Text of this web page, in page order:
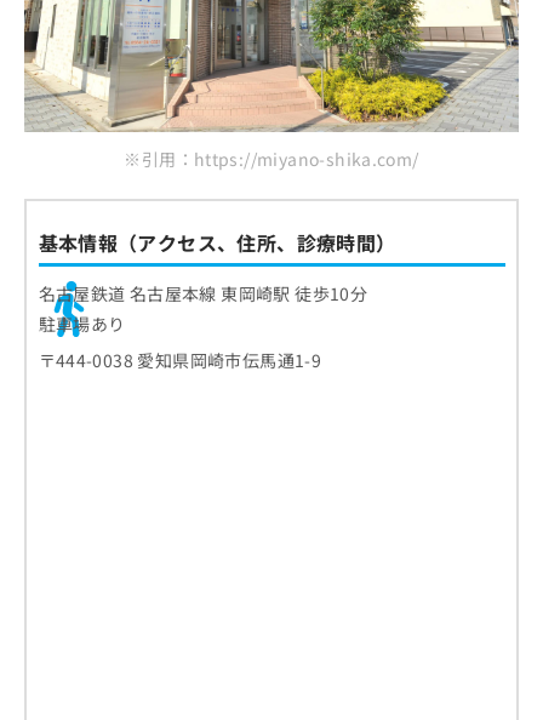
※引用：https://miyano-shika.com/
基本情報（アクセス、住所、診療時間）
名古屋鉄道 名古屋本線 東岡崎駅 徒歩10分
駐車場あり
〒444-0038 愛知県岡崎市伝馬通1-9